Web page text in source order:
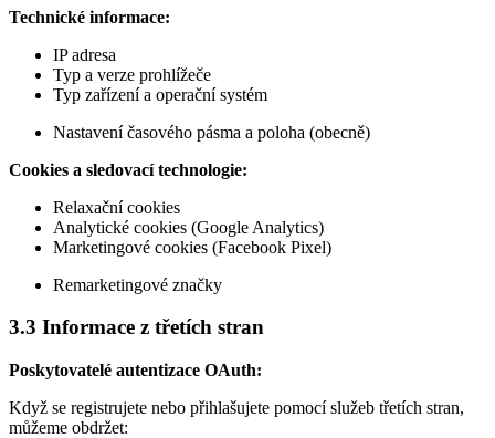
Technické informace:
IP adresa
Typ a verze prohlížeče
Typ zařízení a operační systém
Nastavení časového pásma a poloha (obecně)
Cookies a sledovací technologie:
Relaxační cookies
Analytické cookies (Google Analytics)
Marketingové cookies (Facebook Pixel)
Remarketingové značky
3.3 Informace z třetích stran
Poskytovatelé autentizace OAuth:
Když se registrujete nebo přihlašujete pomocí služeb třetích stran,
můžeme obdržet: